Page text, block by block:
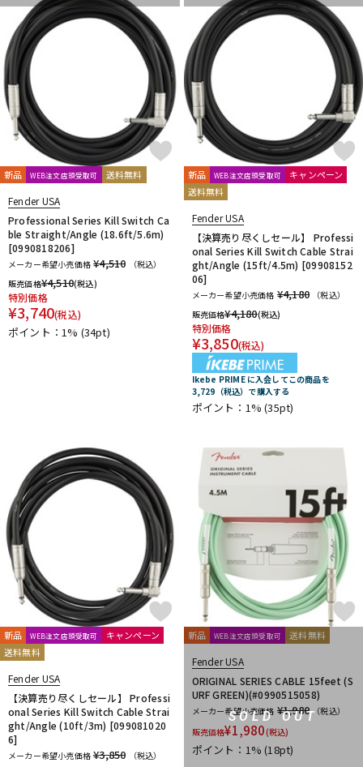
新品 WEB注文店頭受取可 送料無料
Fender USA
Professional Series Kill Switch Ca
ble Straight/Angle (18.6ft/5.6m)
[0990818206]
メーカー希望小売価格 ¥4,510
（税込）
販売価格¥4,510(税込)
特別価格
¥3,740(税込)
ポイント：1% (34pt)
新品 WEB注文店頭受取可
キャンペーン
送料無料
Fender USA
【決算売り尽くしセール】 Professi
onal Series Kill Switch Cable Strai
ght/Angle (15ft/4.5m) [09908152
06]
メーカー希望小売価格 ¥4,180
（税込）
販売価格¥4,180(税込)
特別価格
¥3,850(税込)
Ikebe PRIME に入会してこの商品を
3,729（税込）で購入する
ポイント：1%(35pt)
新品 WEB注文店頭受取可
キャンペーン
送料無料
Fender USA
【決算売り尽くしセール】 Professi
onal Series Kill Switch Cable Strai
ght/Angle (10ft/3m) [099081020
6]
メーカー希望小売価格 ¥3,850 （税込）
SOLD OUT
新品 WEB注文店頭受取可 送料無料
Fender USA
ORIGINAL SERIES CABLE 15feet (S
URF GREEN)(#0990515058)
メーカー希望小売価格 ¥1,980 （税込）
販売価格¥1,980(税込)
ポイント：1%(18pt)